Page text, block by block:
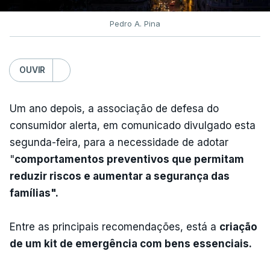
Pedro A. Pina
OUVIR
Um ano depois, a associação de defesa do
consumidor alerta, em comunicado divulgado esta
segunda-feira, para a necessidade de adotar
"comportamentos preventivos que permitam
reduzir riscos e aumentar a segurança das
famílias".
Entre as principais recomendações, está a criação
de um kit de emergência com bens essenciais.